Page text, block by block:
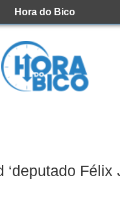
Hora do Bico
‘deputado Félix